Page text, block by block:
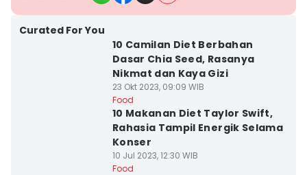
Curated For You
10 Camilan Diet Berbahan
Dasar Chia Seed, Rasanya
Nikmat dan Kaya Gizi
23 Okt 2023, 09:09 WIB
Food
10 Makanan Diet Taylor Swift,
Rahasia Tampil Energik Selama
Konser
10 Jul 2023, 12:30 WIB
Food